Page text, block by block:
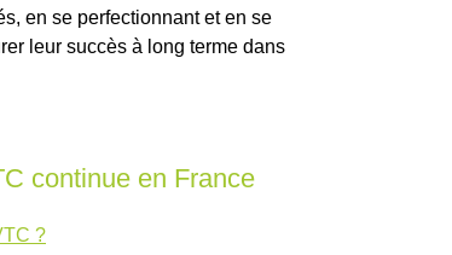
en se perfectionnant et en se
leur succès à long terme dans
continue en France
?